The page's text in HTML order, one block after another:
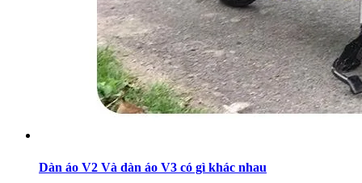
Dàn áo V2 Và dàn áo V3 có gì khác nhau